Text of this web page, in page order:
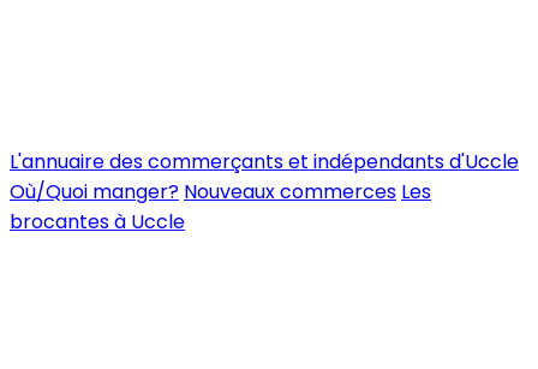
L'annuaire des commerçants et indépendants d'Uccle
Où/Quoi manger? Nouveaux commerces Les
brocantes à Uccle